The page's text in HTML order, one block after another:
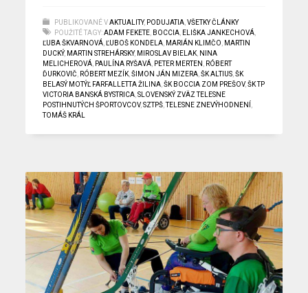
PUBLIKOVANÉ V AKTUALITY, PODUJATIA ,VŠETKY ČLÁNKY
POUŽITÉ TAGY: ADAM FEKETE BOCCIA ELIŠKA JANKECHOVÁ
ĽUBA ŠKVARNOVÁ ,ĽUBOŠ KONDELA MARIÁN KLIMČO
MARTIN
DUCKÝ, MARTIN STREHÁRSKY, MIROSLAV BIELAK NINA
MELICHEROVÁ PAULÍNA RYŠAVÁ PETER MERTEN
RÓBERT
ĎURKOVIČ
RÓBERT MEZÍK ,ŠIMON JÁN MIZERA ,ŠK ALTIUS ,ŠK
BELASÝ MOTÝĽ FARFALLETTA ŽILINA ,ŠK BOCCIA ZOM PREŠOV,ŠK TP
VICTORIA BANSKÁ BYSTRICA ,SLOVENSKÝ ZVÄZ TELESNE
POSTIHNUTÝCH ŠPORTOVCOV,SZTPŠ ,TELESNE ZNEVÝHODNENÍ
TOMÁŠ KRÁL